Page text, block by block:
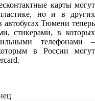
карты могут
но и в других
автобусах Тюмени теперь
стикерами, в которых
телефонами –
в России могут